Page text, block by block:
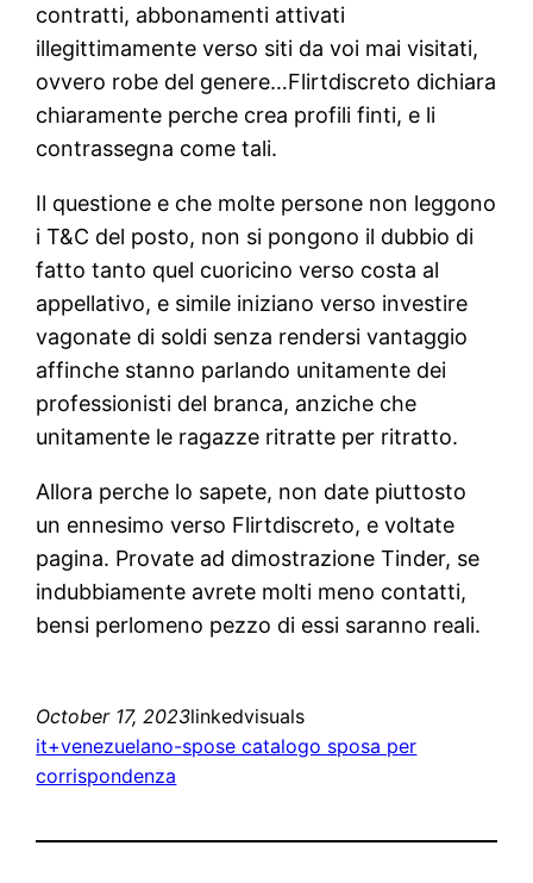
contratti, abbonamenti attivati
illegittimamente verso siti da voi mai visitati,
ovvero robe del genere…Flirtdiscreto dichiara
chiaramente perche crea profili finti, e li
contrassegna come tali.
Il questione e che molte persone non leggono
i T&C del posto, non si pongono il dubbio di
fatto tanto quel cuoricino verso costa al
appellativo, e simile iniziano verso investire
vagonate di soldi senza rendersi vantaggio
affinche stanno parlando unitamente dei
professionisti del branca, anziche che
unitamente le ragazze ritratte per ritratto.
Allora perche lo sapete, non date piuttosto
un ennesimo verso Flirtdiscreto, e voltate
pagina. Provate ad dimostrazione Tinder, se
indubbiamente avrete molti meno contatti,
bensi perlomeno pezzo di essi saranno reali.
October 17, 2023linkedvisuals
it+venezuelano-spose catalogo sposa per
corrispondenza